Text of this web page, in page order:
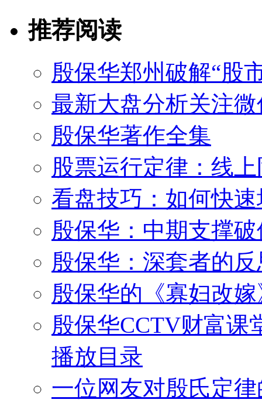
推荐阅读
殷保华郑州破解“股
最新大盘分析关注
殷保华著作全集
股票运行定律：线
看盘技巧：如何快
殷保华：中期支撑
殷保华：深套者的
殷保华的《寡妇改
殷保华CCTV财富课
播放目录
一位网友对殷氏定